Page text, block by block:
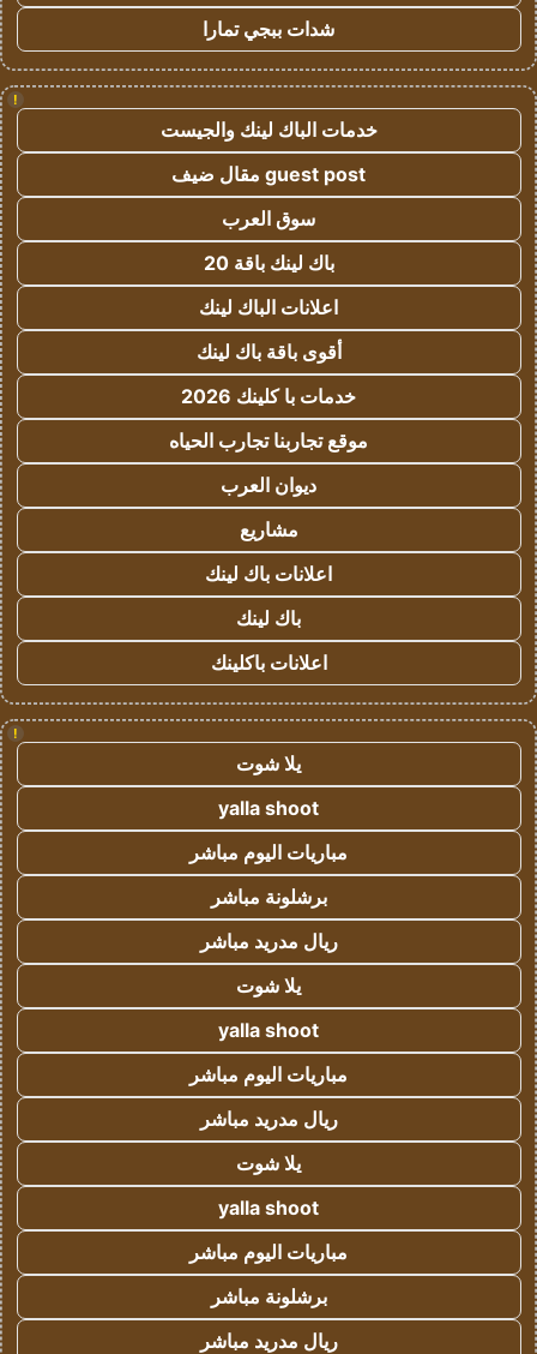
شدات ببجي تمارا
!
خدمات الباك لينك والجيست
guest post مقال ضيف
سوق العرب
باك لينك باقة 20
اعلانات الباك لينك
أقوى باقة باك لينك
خدمات با كلينك 2026
موقع تجاربنا تجارب الحياه
ديوان العرب
مشاريع
اعلانات باك لينك
باك لينك
اعلانات باكلينك
!
يلا شوت
yalla shoot
مباريات اليوم مباشر
برشلونة مباشر
ريال مدريد مباشر
يلا شوت
yalla shoot
مباريات اليوم مباشر
ريال مدريد مباشر
يلا شوت
yalla shoot
مباريات اليوم مباشر
برشلونة مباشر
ريال مدريد مباشر